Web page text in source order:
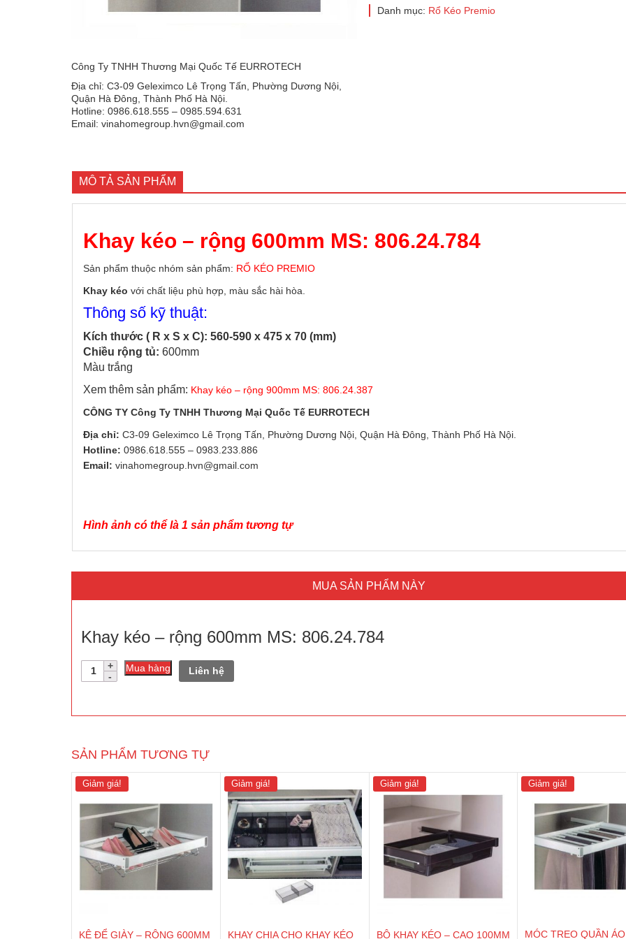
Công Ty TNHH Thương Mại Quốc Tế EURROTECH
Địa chỉ: C3-09 Geleximco Lê Trọng Tấn, Phường Dương Nội,
Quận Hà Đông, Thành Phố Hà Nội.
Hotline: 0986.618.555 – 0985.594.631
Email: vinahomegroup.hvn@gmail.com
Danh mục: Rổ Kéo Premio
MÔ TẢ SẢN PHẨM
Khay kéo – rộng 600mm MS: 806.24.784
Sản phẩm thuộc nhóm sản phẩm: RỔ KÉO PREMIO
Khay kéo với chất liệu phù hợp, màu sắc hài hòa.
Thông số kỹ thuật:
Kích thước ( R x S x C): 560-590 x 475 x 70 (mm)
Chiều rộng tủ: 600mm
Màu trắng
Xem thêm sản phẩm: Khay kéo – rộng 900mm MS: 806.24.387
CÔNG TY Công Ty TNHH Thương Mại Quốc Tế EURROTECH
Địa chỉ: C3-09 Geleximco Lê Trọng Tấn, Phường Dương Nội, Quận Hà Đông, Thành Phố Hà Nội.
Hotline: 0986.618.555 – 0983.233.886
Email: vinahomegroup.hvn@gmail.com
Hình ảnh có thể là 1 sản phẩm tương tự
MUA SẢN PHẨM NÀY
Khay kéo – rộng 600mm MS: 806.24.784
Số
lượng
Mua hàng Liên hệ
SẢN PHẨM TƯƠNG TỰ
Giảm giá!
KỆ ĐỂ GIÀY – RỘNG 600MM
Giảm giá!
KHAY CHIA CHO KHAY KÉO
Giảm giá!
BỘ KHAY KÉO – CAO 100MM
Giảm giá!
MÓC TREO QUẦN